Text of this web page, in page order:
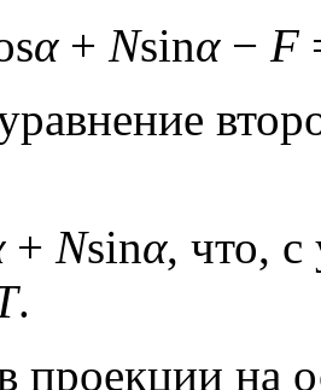
α+ Nsinα− F
+ Nsinα, что, с
.
проекции на